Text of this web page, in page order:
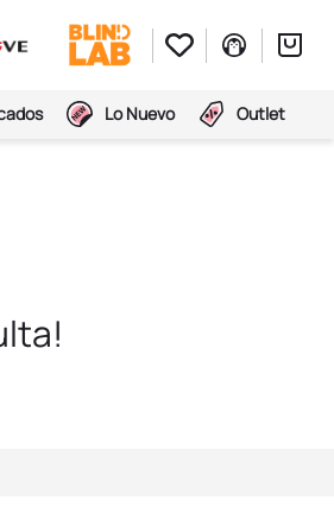
Lo Nuevo Outlet